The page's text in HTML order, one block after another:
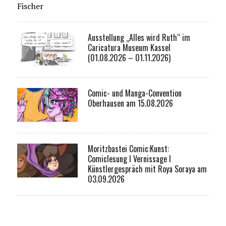
Fischer
Ausstellung „Alles wird Ruth“ im
Caricatura Museum Kassel
(01.08.2026 – 01.11.2026)
Comic- und Manga-Convention
Oberhausen am 15.08.2026
Moritzbastei Comic:Kunst:
Comiclesung I Vernissage I
Künstlergespräch mit Roya Soraya am
03.09.2026